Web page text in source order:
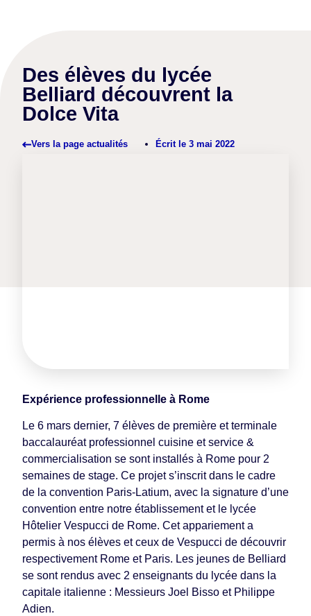
Des élèves du lycée
Belliard découvrent la
Dolce Vita
Vers la page actualités Écrit le 3 mai 2022
Expérience professionnelle à Rome
Le 6 mars dernier, 7 élèves de première et terminale
baccalauréat professionnel cuisine et service &
commercialisation se sont installés à Rome pour 2
semaines de stage. Ce projet s’inscrit dans le cadre
de la convention Paris-Latium, avec la signature d’une
convention entre notre établissement et le lycée
Hôtelier Vespucci de Rome. Cet appariement a
permis à nos élèves et ceux de Vespucci de découvrir
respectivement Rome et Paris. Les jeunes de Belliard
se sont rendus avec 2 enseignants du lycée dans la
capitale italienne : Messieurs Joel Bisso et Philippe
Adien.